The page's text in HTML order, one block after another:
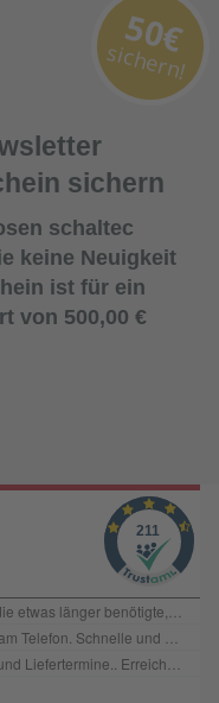
sichern
schaltec
keine Neuigkeit
ist für ein
von 500,00 €
50€
sichern!